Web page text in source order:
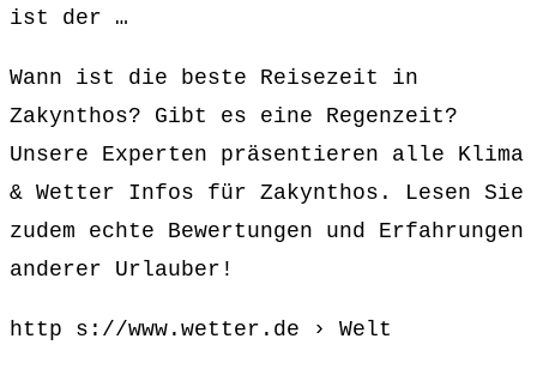
ist der …
Wann ist die beste Reisezeit in
Zakynthos? Gibt es eine Regenzeit?
Unsere Experten präsentieren alle Klima
& Wetter Infos für Zakynthos. Lesen Sie
zudem echte Bewertungen und Erfahrungen
anderer Urlauber!
http s://www.wetter.de › Welt